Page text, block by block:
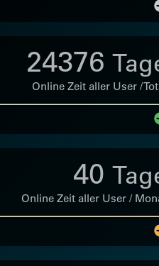
24376
Online Zeit aller User /
40
Online Zeit aller User /